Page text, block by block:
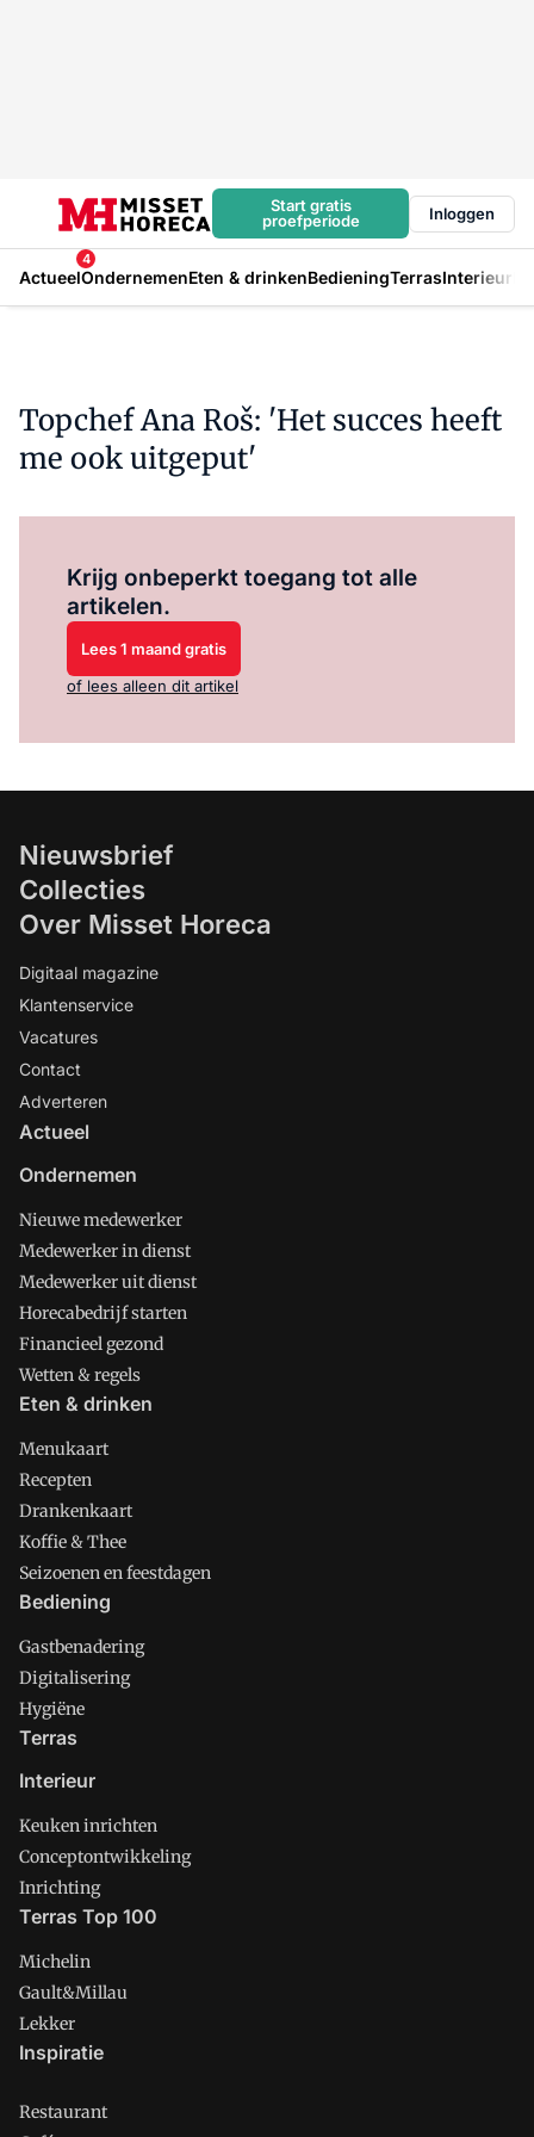
Start gratis
proefperiode
Inloggen
Actueel
4
OndernemenEten & drinkenBedieningTerrasInterieur
Topchef Ana Roš: 'Het succes heeft
me ook uitgeput'
Krijg onbeperkt toegang tot alle
artikelen.
Lees 1 maand gratis
of lees alleen dit artikel
Nieuwsbrief
Collecties
Over Misset Horeca
Digitaal magazine
Klantenservice
Vacatures
Contact
Adverteren
Actueel
Ondernemen
Nieuwe medewerker
Medewerker in dienst
Medewerker uit dienst
Horecabedrijf starten
Financieel gezond
Wetten & regels
Eten & drinken
Menukaart
Recepten
Drankenkaart
Koffie & Thee
Seizoenen en feestdagen
Bediening
Gastbenadering
Digitalisering
Hygiëne
Terras
Interieur
Keuken inrichten
Conceptontwikkeling
Inrichting
Terras Top 100
Michelin
Gault&Millau
Lekker
Inspiratie
Restaurant